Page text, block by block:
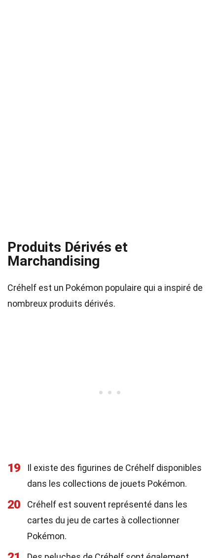
Produits Dérivés et
Marchandising
Créhelf est un Pokémon populaire qui a inspiré de
nombreux produits dérivés.
19
Il existe des figurines de Créhelf disponibles
dans les collections de jouets Pokémon.
20
Créhelf est souvent représenté dans les
cartes du jeu de cartes à collectionner
Pokémon.